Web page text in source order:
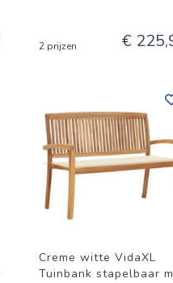
2 prijzen €
Creme witte VidaXL
Tuinbank stapelbaar